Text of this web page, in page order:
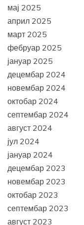
мај 2025
април 2025
март 2025
фебруар 2025
јануар 2025
децембар 2024
новембар 2024
октобар 2024
септембар 2024
август 2024
јул 2024
јануар 2024
децембар 2023
новембар 2023
октобар 2023
септембар 2023
август 2023